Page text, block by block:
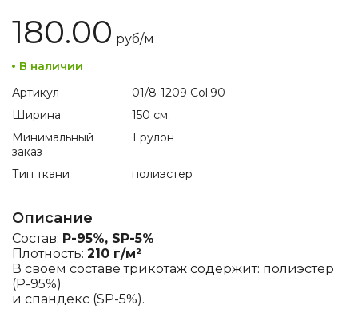
180.00 руб/м
В наличии
Артикул
01/8-1209 Col.90
Ширина
150 см.
Минимальный
заказ
1 рулон
Тип ткани полиэстер
Описание
Состав: P-95%, SP-5%
Плотность: 210 г/м²
В своем составе трикотаж содержит: полиэстер
(Р-95%)
и спандекс (SP-5%).